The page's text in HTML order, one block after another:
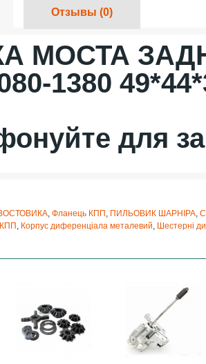
Отзывы (0)
МОСТА
1380
для
, Фланець КПП , ПИЛЬОВИК ШАРНІРА,
, Корпус диференціала металевий, Шестерні